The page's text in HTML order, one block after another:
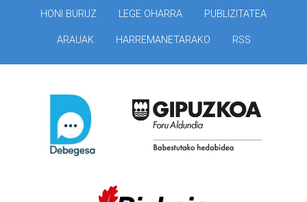
HONI BURUZ LEGE OHARRA PUBLIZITATEA
ARAUAK HARREMANETARAKO RSS